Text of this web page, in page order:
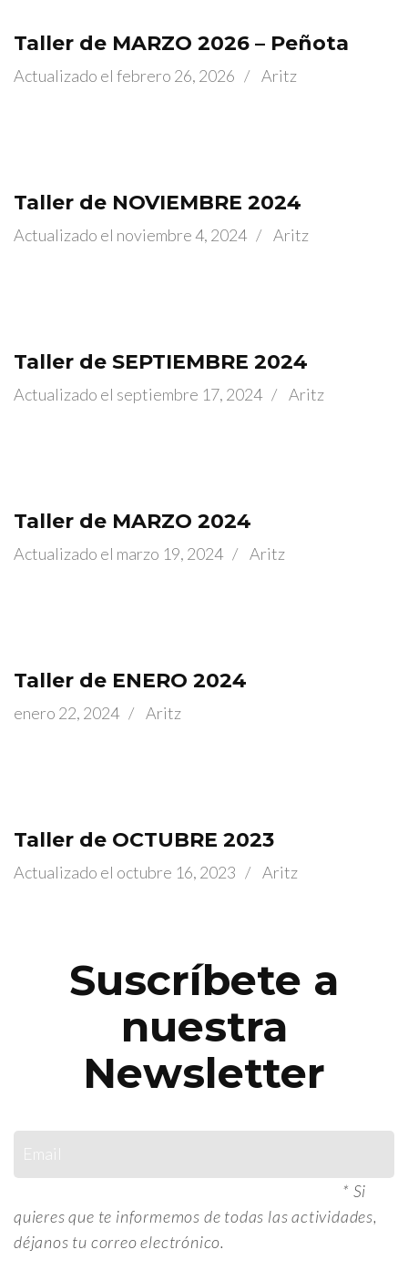
Taller de MARZO 2026 – Peñota
Actualizado el febrero 26, 2026 / Aritz
Taller de NOVIEMBRE 2024
Actualizado el noviembre 4, 2024 / Aritz
Taller de SEPTIEMBRE 2024
Actualizado el septiembre 17, 2024 / Aritz
Taller de MARZO 2024
Actualizado el marzo 19, 2024 / Aritz
Taller de ENERO 2024
enero 22, 2024 / Aritz
Taller de OCTUBRE 2023
Actualizado el octubre 16, 2023 / Aritz
Suscríbete a
nuestra
Newsletter
* Si
quieres que te informemos de todas las actividades,
déjanos tu correo electrónico.